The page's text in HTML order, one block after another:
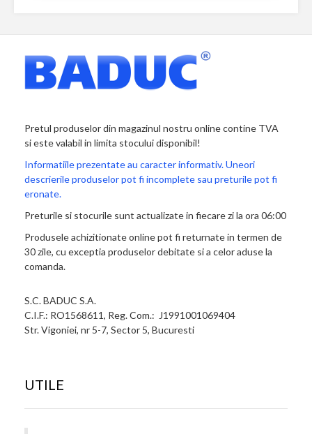
Pretul produselor din magazinul nostru online contine TVA
si este valabil in limita stocului disponibil!
Informatiile prezentate au caracter informativ. Uneori
descrierile produselor pot fi incomplete sau preturile pot fi
eronate.
Preturile si stocurile sunt actualizate in fiecare zi la ora 06:00
Produsele achizitionate online pot fi returnate in termen de
30 zile, cu exceptia produselor debitate si a celor aduse la
comanda.
S.C. BADUC S.A.
C.I.F.: RO1568611, Reg. Com.: J1991001069404
Str. Vigoniei, nr 5-7, Sector 5, Bucuresti
UTILE